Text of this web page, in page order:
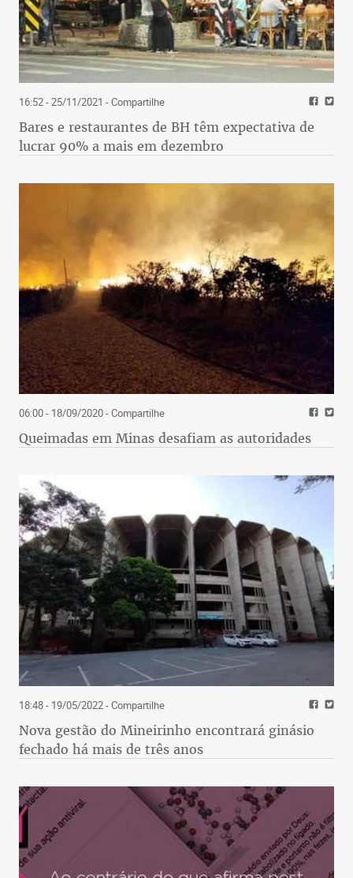
16:52 - 25/11/2021 - Compartilhe
Bares e restaurantes de BH têm expectativa de
lucrar 90% a mais em dezembro
06:00 - 18/09/2020- Compartilhe
Queimadas em Minas desafiam as autoridades
18:48 - 19/05/2022- Compartilhe
Nova gestão do Mineirinho encontrará ginásio
fechado há mais de três anos